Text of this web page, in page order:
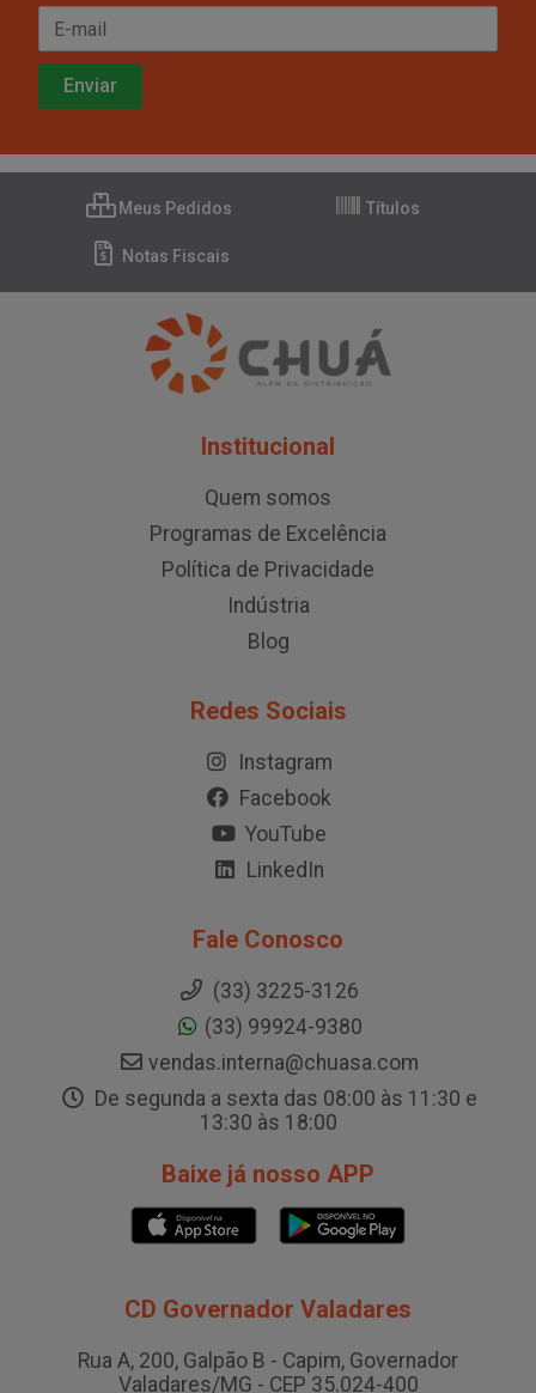
Meus Pedidos Títulos
Notas Fiscais
Institucional
Quem somos
Programas de Excelência
Política de Privacidade
Indústria
Blog
Redes Sociais
Instagram
Facebook
YouTube
LinkedIn
Fale Conosco
(33) 3225-3126
(33) 99924-9380
vendas.interna@chuasa.com
De segunda a sexta das 08:00 às 11:30 e
13:30 às 18:00
Baixe já nosso APP
CD Governador Valadares
Rua A, 200, Galpão B - Capim, Governador
Valadares/MG - CEP 35.024-400